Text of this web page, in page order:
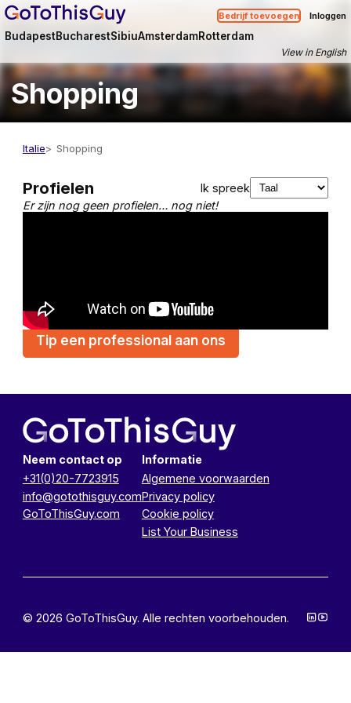
Bedrijf toevoegen Inloggen
BudapestBucharestSibiuAmsterdamRotterdam
View in English
Shopping
Italie Shopping
Profielen
Ik spreek
Er zijn nog geen profielen… nog niet!
Tip een professional aan ons
Neem contact op
+31(0)20-7723915
info@gotothisguy.com
GoToThisGuy.com
Informatie
Algemene voorwaarden
Privacy policy
Cookie policy
List Your Business
© 2026 GoToThisGuy. Alle rechten voorbehouden.